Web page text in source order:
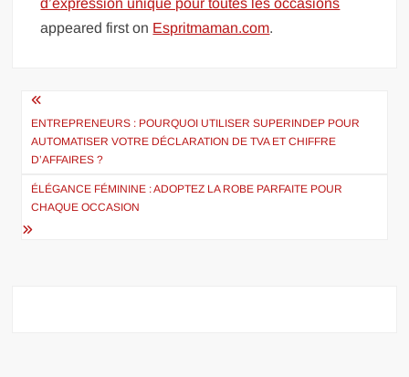
appeared first on Espritmaman.com.
Navigation
de
l’article
ENTREPRENEURS : POURQUOI UTILISER SUPERINDEP POUR
AUTOMATISER VOTRE DÉCLARATION DE TVA ET CHIFFRE
D’AFFAIRES ?
ÉLÉGANCE FÉMININE : ADOPTEZ LA ROBE PARFAITE POUR
CHAQUE OCCASION